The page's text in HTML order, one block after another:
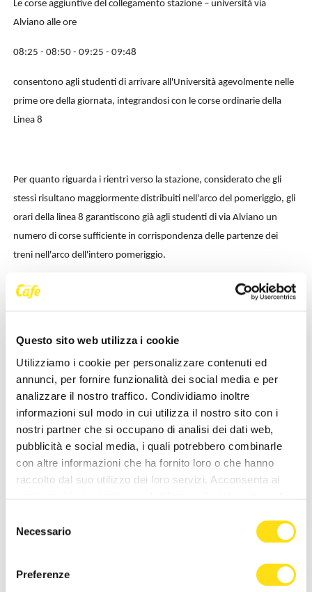
Questo sito web utilizza i cookie
Utilizziamo i cookie per personalizzare contenuti ed
annunci, per fornire funzionalità dei social media e per
analizzare il nostro traffico. Condividiamo inoltre
informazioni sul modo in cui utilizza il nostro sito con i
nostri partner che si occupano di analisi dei dati web,
pubblicità e social media, i quali potrebbero combinarle
con altre informazioni che ha fornito loro o che hanno
raccolto dal suo utilizzo dei loro servizi. Acconsenta ai
delNecessario
Preferenze
Le corse aggiuntive del collegamento stazione – università via
Alviano alle ore
08:25 - 08:50 - 09:25 - 09:48
consentono agli studenti di arrivare all'Università agevolmente nelle
prime ore della giornata, integrandosi con le corse ordinarie della
Linea 8
Per quanto riguarda i rientri verso la stazione, considerato che gli
stessi risultano maggiormente distribuiti nell'arco del pomeriggio, gli
orari della linea 8 garantiscono già agli studenti di via Alviano un
numero di corse sufficiente in corrispondenza delle partenze dei
treni nell'arco dell'intero pomeriggio.
Tariffe
Per raggiungere l'università di Gorizia (via Alviano) è possibile
usufruire della corsa tramite il singolo biglietto orario urbano da
1,45 € o con l'abbonamento alla singola linea o intera rete
(quindicinale a 24,10 €, mensile a 38,05 €). Quest' ultimo
abbonamento offre agli studenti la possibilità di spostarsi in tutta la
città, utilizzando anche le altre linee urbane.
Agevolazioni e sconti disponibili
agevolazioni e sconti, inclusi lo sconto ARDIS, ottenibile tramite il